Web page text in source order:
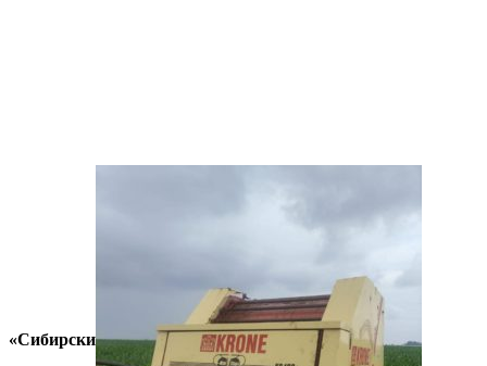
«Сибирский фермер»